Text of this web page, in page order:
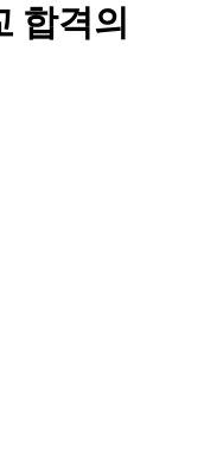
합격의